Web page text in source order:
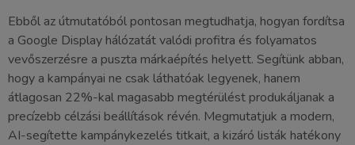
Ebből az útmutatóból pontosan megtudhatja, hogyan fordítsa
a Google Display hálózatát valódi profitra és folyamatos
vevőszerzésre a puszta márkaépítés helyett. Segítünk abban,
hogy a kampányai ne csak láthatóak legyenek, hanem
átlagosan 22%-kal magasabb megtérülést produkáljanak a
precízebb célzási beállítások révén. Megmutatjuk a modern,
AI-segítette kampánykezelés titkait, a kizáró listák hatékony